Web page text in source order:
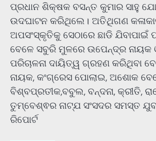
ପ୍ରଧାନ ଶିକ୍ଷକ ବସନ୍ତ କୁମାର ସାହୁ
ଉଦଘାଟନ କରିଥିଲେ। ଅତିଥିଗଣ
ଅପସଂସ୍କୃତିକୁ ସେଠାରେ ଛାଡି ଯିବାପାଇଁ
ବେଳେ ସବୁରି ମୁଳରେ ଉପେନ୍ଦ୍ର ନାୟକ
ପରିଚାଳନା ଦାୟିତ୍ୱ ଗ୍ରହଣ କରିଥିବା
ନାୟକ, କଂଗ୍ରେସ ପୋଲାଇ, ଅଶୋକ
ବିଶ୍ବପ୍ରତୀକ,ବବୁଲ, ବନ୍ଦନା, କ୍ରୀତି,
ତୁମ୍ବେଶ୍ଵର ନାଟ୍ଯ ସଂସଦର ସମସ୍ତ
ରିପୋର୍ଟ